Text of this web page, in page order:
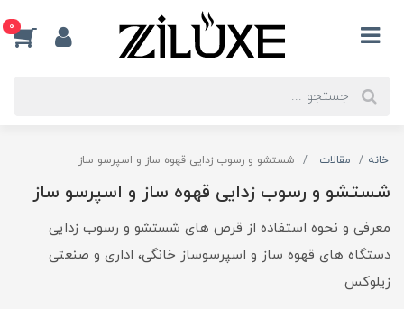
0
خانه مقالات شستشو و رسوب زدایی قهوه ساز و اسپرسو ساز
شستشو و رسوب زدایی قهوه ساز و اسپرسو ساز
معرفی و نحوه استفاده از قرص های شستشو و رسوب زدایی
دستگاه های قهوه ساز و اسپرسوساز خانگی، اداری و صنعتی
زیلوکس